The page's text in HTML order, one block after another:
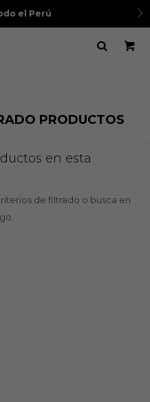
el Perú
PRODUCTOS
en esta
de filtrado o busca en